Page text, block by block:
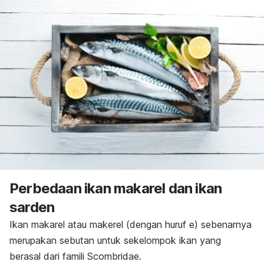
Perbedaan ikan makarel dan ikan
sarden
Ikan makarel atau makerel (dengan huruf e) sebenarnya
merupakan sebutan untuk sekelompok ikan yang
berasal dari famili Scombridae.